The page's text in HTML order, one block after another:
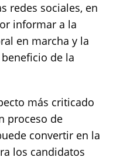
redes sociales, en
informar a la
en marcha y la
de la
más criticado
proceso de
convertir en la
los candidatos